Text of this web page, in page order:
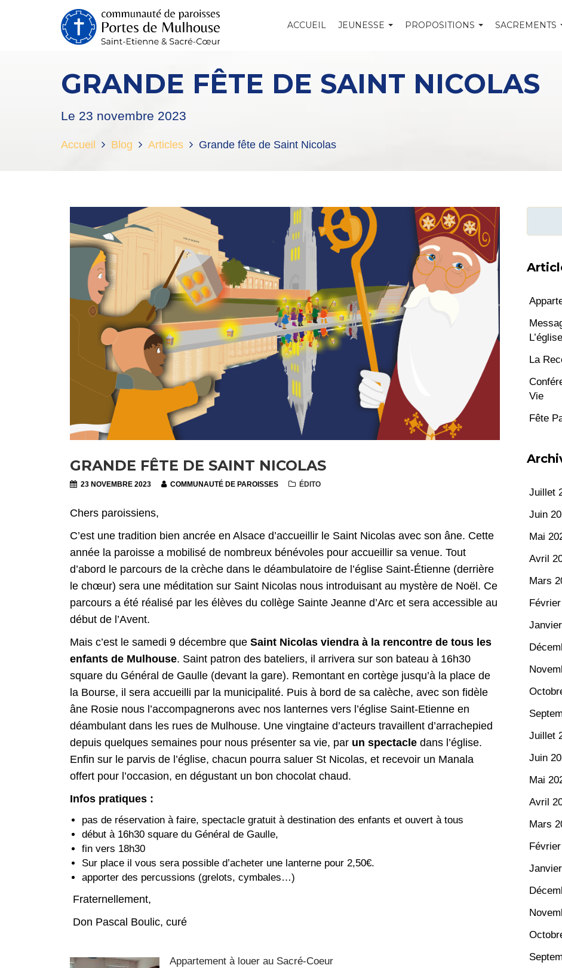
ACCUEIL JEUNESSE PROPOSITIONS SACREMENTS
GRANDE FÊTE DE SAINT NICOLAS
Le 23 novembre 2023
Accueil Blog Articles Grande fête de Saint Nicolas
GRANDE FÊTE DE SAINT NICOLAS
23 NOVEMBRE 2023 COMMUNAUTÉ DE PAROISSES ÉDITO
Chers paroissiens,
C’est une tradition bien ancrée en Alsace d’accueillir le Saint Nicolas avec son âne. Cette
année la paroisse a mobilisé de nombreux bénévoles pour accueillir sa venue. Tout
d’abord le parcours de la crèche dans le déambulatoire de l’église Saint-Étienne (derrière
le chœur) sera une méditation sur Saint Nicolas nous introduisant au mystère de Noël. Ce
parcours a été réalisé par les élèves du collège Sainte Jeanne d’Arc et sera accessible au
début de l’Avent.
Mais c’est le samedi 9 décembre que Saint Nicolas viendra à la rencontre de tous les
enfants de Mulhouse. Saint patron des bateliers, il arrivera sur son bateau à 16h30
square du Général de Gaulle (devant la gare). Remontant en cortège jusqu’à la place de
la Bourse, il sera accueilli par la municipalité. Puis à bord de sa calèche, avec son fidèle
âne Rosie nous l’accompagnerons avec nos lanternes vers l’église Saint-Etienne en
déambulant dans les rues de Mulhouse. Une vingtaine d’acteurs travaillent d’arrachepied
depuis quelques semaines pour nous présenter sa vie, par un spectacle dans l’église.
Enfin sur le parvis de l’église, chacun pourra saluer St Nicolas, et recevoir un Manala
offert pour l’occasion, en dégustant un bon chocolat chaud.
Infos pratiques :
pas de réservation à faire, spectacle gratuit à destination des enfants et ouvert à tous
début à 16h30 square du Général de Gaulle,
fin vers 18h30
Sur place il vous sera possible d’acheter une lanterne pour 2,50€.
apporter des percussions (grelots, cymbales…)
Fraternellement,
Don Pascal Boulic, curé
Appartement à louer au Sacré-Coeur
La
Vie
Fête
Juillet
Juin
Mai
Avril
Mars
Juillet
Juin
Mai
Avril
Mars